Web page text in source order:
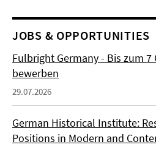
JOBS & OPPORTUNITIES
Fulbright Germany - Bis zum 7
bewerben
29.07.2026
German Historical Institute:
Positions in Modern and